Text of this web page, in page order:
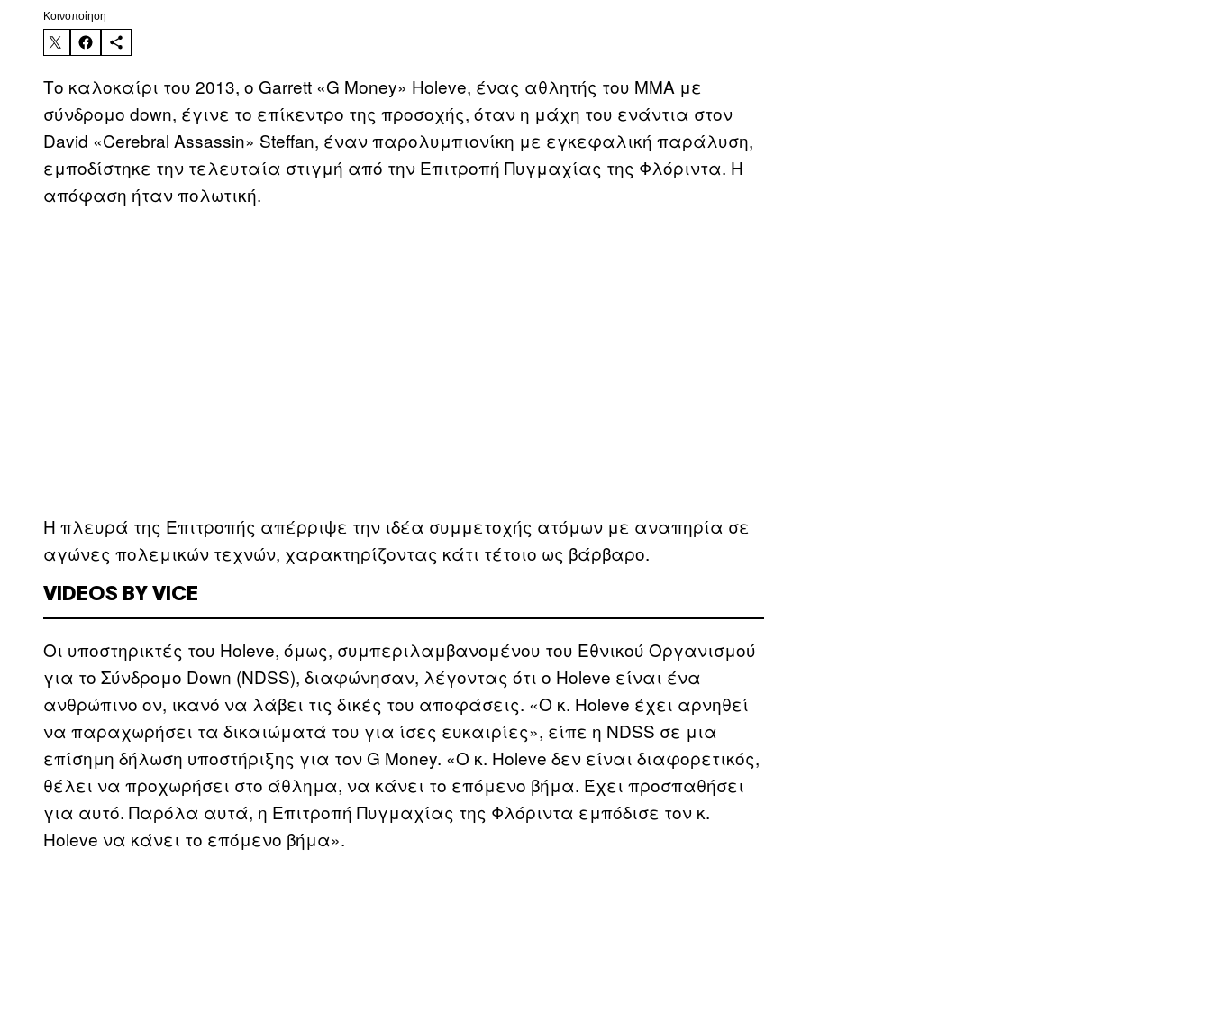
Kοινοποίηση
Το καλοκαίρι του 2013, ο Garrett «G Money» Holeve, ένας αθλητής του MMA με
σύνδρομο down, έγινε το επίκεντρο της προσοχής, όταν η μάχη του ενάντια στον
David «Cerebral Assassin» Steffan, έναν παρολυμπιονίκη με εγκεφαλική παράλυση,
εμποδίστηκε την τελευταία στιγμή από την Επιτροπή Πυγμαχίας της Φλόριντα. Η
απόφαση ήταν πολωτική.
Η πλευρά της Επιτροπής απέρριψε την ιδέα συμμετοχής ατόμων με αναπηρία σε
αγώνες πολεμικών τεχνών, χαρακτηρίζοντας κάτι τέτοιο ως βάρβαρο.
VIDEOS BY VICE
Οι υποστηρικτές του Holeve, όμως, συμπεριλαμβανομένου του Εθνικού Οργανισμού
για το Σύνδρομο Down (NDSS), διαφώνησαν, λέγοντας ότι ο Holeve είναι ένα
ανθρώπινο ον, ικανό να λάβει τις δικές του αποφάσεις. «Ο κ. Holeve έχει αρνηθεί
να παραχωρήσει τα δικαιώματά του για ίσες ευκαιρίες», είπε η NDSS σε μια
επίσημη δήλωση υποστήριξης για τον G Money. «Ο κ. Holeve δεν είναι διαφορετικός,
θέλει να προχωρήσει στο άθλημα, να κάνει το επόμενο βήμα. Έχει προσπαθήσει
για αυτό. Παρόλα αυτά, η Επιτροπή Πυγμαχίας της Φλόριντα εμπόδισε τον κ.
Holeve να κάνει το επόμενο βήμα».